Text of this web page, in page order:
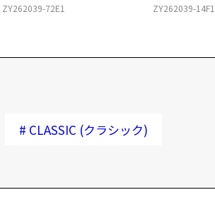
ZY262039-72E1 ZY262039-14F1
# CLASSIC (クラシック)